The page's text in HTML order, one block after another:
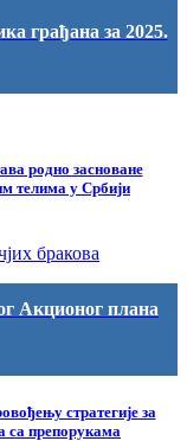
грађана за 2025.
родно засноване
телима у Србији
бракова
Акционог плана
стратегије за
са препорукама